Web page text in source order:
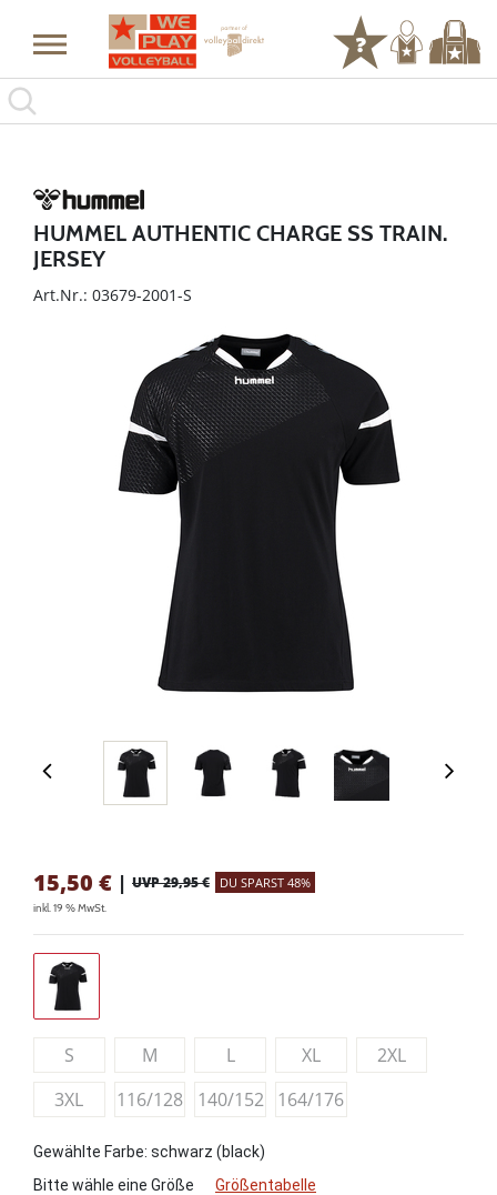
HUMMEL AUTHENTIC CHARGE SS TRAIN.
JERSEY
Art.Nr.: 03679-2001-S
15,50 € | UVP 29,95 € DU SPARST 48%
inkl. 19 % MwSt.
S M L XL
2XL
3XL
116/128 140/152 164/176
Gewählte Farbe: schwarz (black)
Bitte wähle eine Größe
Größentabelle